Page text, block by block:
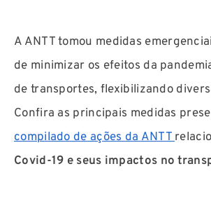
A ANTT tomou medidas
de minimizar os efeitos da
de transportes, flexibilizando
Confira as principais medidas
compilado de ações da ANTT
Covid-19 e seus impactos no